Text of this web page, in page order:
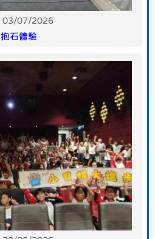
03/07/2026
抱石體驗